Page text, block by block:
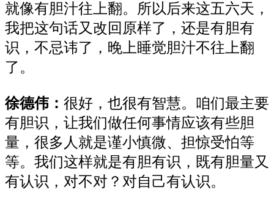
就像有胆汁往上翻。所以后来这五六天，
我把这句话又改回原样了，还是有胆有
识，不忌讳了，晚上睡觉胆汁不往上翻
了。
徐德伟： 很好，也很有智慧。咱们最主要
有胆识，让我们做任何事情应该有些胆
量，很多人就是谨小慎微、担惊受怕等
等。我们这样就是有胆有识，既有胆量又
有认识，对不对？对自己有认识。